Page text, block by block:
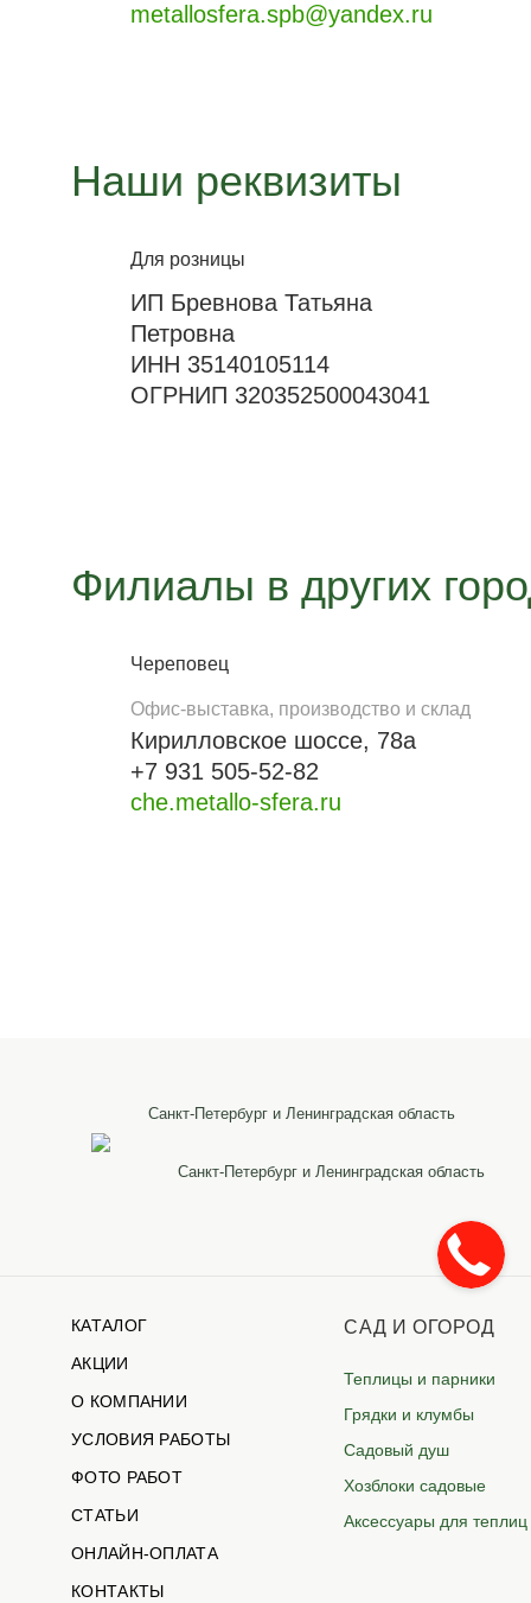
metallosfera.spb@yandex.ru
Наши реквизиты
Для розницы
ИП Бревнова Татьяна
Петровна
ИНН 35140105114
ОГРНИП 320352500043041
Филиалы в других
Череповец
Офис-выставка, производство и склад
Кирилловское шоссе, 78а
+7 931 505-52-82
che.metallo-sfera.ru
Санкт-Петербург и Ленинградская область
Санкт-Петербург и Ленинградская область
КАТАЛОГ
АКЦИИ
О КОМПАНИИ
УСЛОВИЯ РАБОТЫ
ФОТО РАБОТ
СТАТЬИ
ОНЛАЙН-ОПЛАТА
КОНТАКТЫ
САД И ОГОРОД
Теплицы и парники
Грядки и клумбы
Садовый душ
Хозблоки садовые
Аксессуары для теплиц